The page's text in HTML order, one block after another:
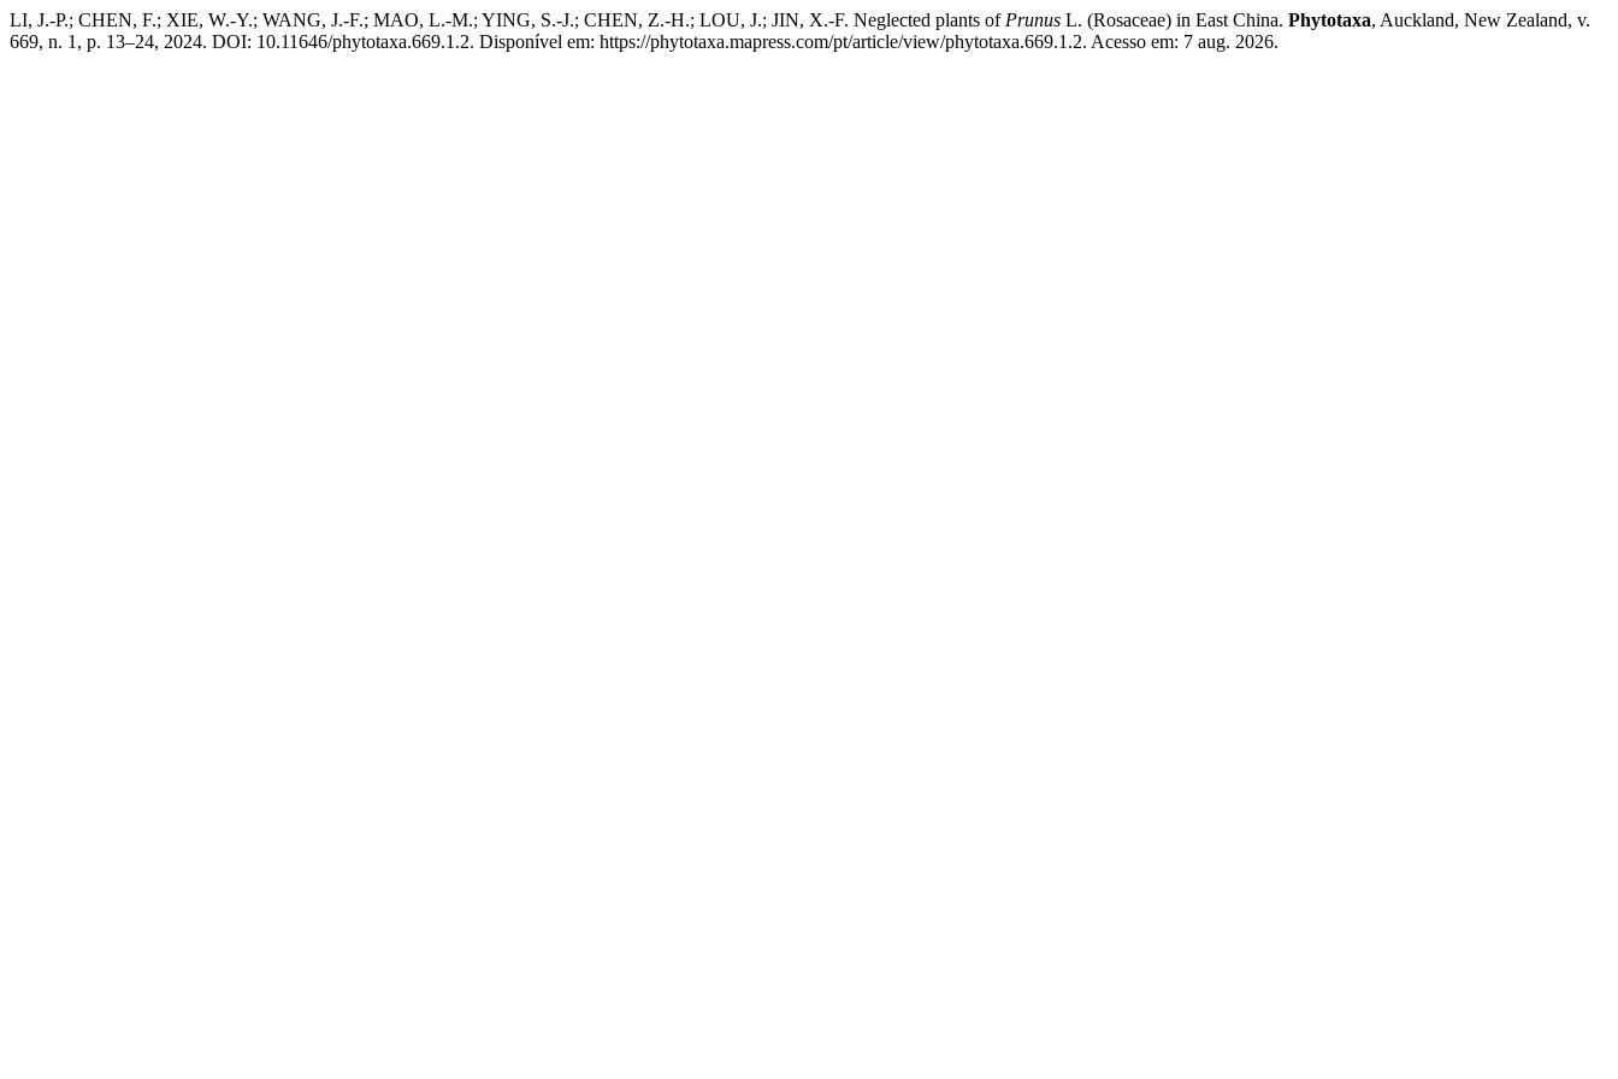
LI, J.-P.; CHEN, F.; XIE, W.-Y.; WANG, J.-F.; MAO, L.-M.; YING, S.-J.; CHEN, Z.-H.; LOU, J.; JIN, X.-F. Neglected plants of Prunus L. (Rosaceae) in East China. Phytotaxa, Auckland, New Zealand, v.
669, n. 1, p. 13–24, 2024. DOI: 10.11646/phytotaxa.669.1.2. Disponível em: https://phytotaxa.mapress.com/pt/article/view/phytotaxa.669.1.2. Acesso em: 7 aug. 2026.